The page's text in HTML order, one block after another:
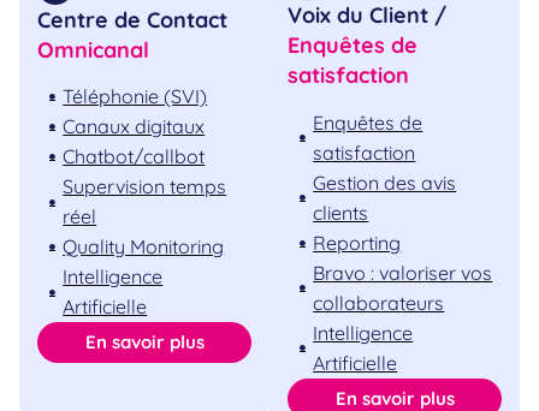
Centre de Contact
Omnicanal
Téléphonie (SVI)
Canaux digitaux
Chatbot/callbot
Supervision temps
réel
Quality Monitoring
Intelligence
Artificielle
En savoir plus
Voix du Client /
Enquêtes de
satisfaction
Enquêtes de
satisfaction
Gestion des avis
clients
Reporting
Bravo : valoriser vos
collaborateurs
Intelligence
Artificielle
En savoir plus